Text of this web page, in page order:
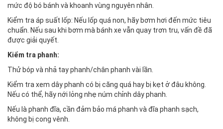
mức độ bó bánh và khoanh vùng nguyên nhân.
Kiểm tra áp suất lốp: Nếu lốp quá non, hãy bơm hơi đến mức tiêu
chuẩn. Nếu sau khi bơm mà bánh xe vẫn quay trơn tru, vấn đề đã
được giải quyết.
Kiểm tra phanh:
Thử bóp và nhả tay phanh/chân phanh vài lần.
Kiểm tra xem dây phanh có bị căng quá hay bị kẹt ở đâu không.
Nếu có thể, hãy nới lỏng nhẹ núm chỉnh dây phanh.
Nếu là phanh đĩa, cần đảm bảo má phanh và đĩa phanh sạch,
không bị cong vênh.